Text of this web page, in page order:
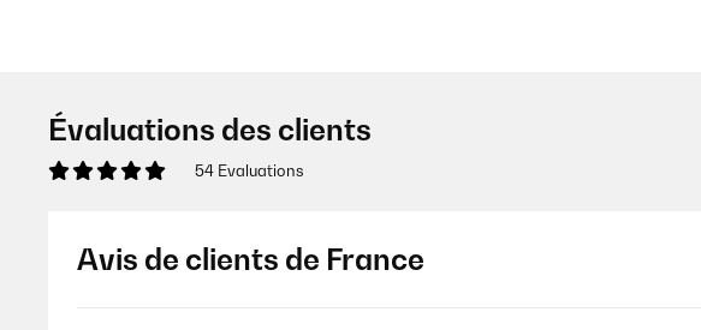
Évaluations des clients
54 Evaluations
Avis de clients de France